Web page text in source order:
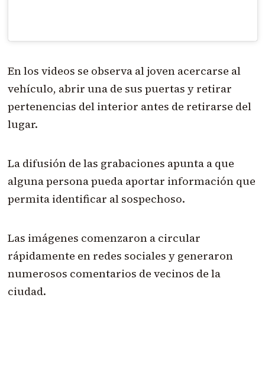
En los videos se observa al joven acercarse al
vehículo, abrir una de sus puertas y retirar
pertenencias del interior antes de retirarse del
lugar.
La difusión de las grabaciones apunta a que
alguna persona pueda aportar información que
permita identificar al sospechoso.
Las imágenes comenzaron a circular
rápidamente en redes sociales y generaron
numerosos comentarios de vecinos de la
ciudad.